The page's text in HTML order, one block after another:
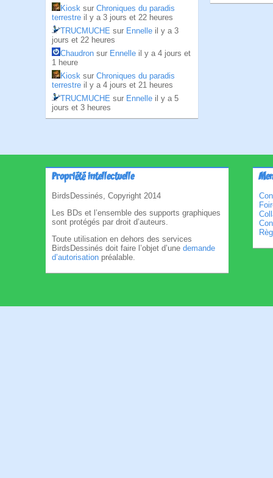
Kiosk sur Chroniques du paradis
terrestre il y a 3 jours et 22 heures
TRUCMUCHE sur Ennelle il y a 3
jours et 22 heures
Chaudron sur Ennelle il y a 4 jours et
1 heure
Kiosk sur Chroniques du paradis
terrestre il y a 4 jours et 21 heures
TRUCMUCHE sur Ennelle il y a 5
jours et 3 heures
Propriété intellectuelle
BirdsDessinés, Copyright 2014
Les BDs et l’ensemble des supports graphiques
sont protégés par droit d’auteurs.
Toute utilisation en dehors des services
BirdsDessinés doit faire l’objet d’une demande
d’autorisation préalable.